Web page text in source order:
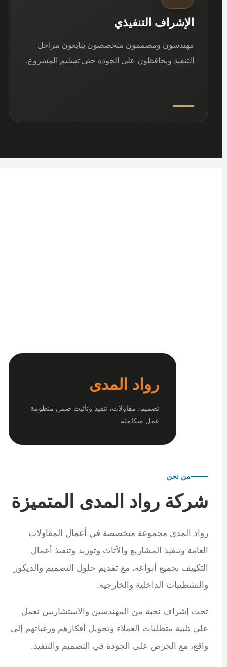
الإشراف التنفيذي
مهندسون ومصممون متخصصون يتابعون مراحل
التنفيذ ويحافظون على الجودة حتى تسليم المشروع.
رواد المدى
تصميم، مقاولات، تنفيذ وتأثيث ضمن منظومة
عمل متكاملة.
من نحن
شركة رواد المدى المتميزة
رواد المدى مجموعة متخصصة في أعمال المقاولات
العامة وتنفيذ المشاريع والأثاث وتوريد وتنفيذ أعمال
التكييف بجميع أنواعه، مع تقديم حلول التصميم والديكور
والتشطيبات الداخلية والخارجية.
تحت إشراف نخبة من المهندسين والاستشاريين نعمل
على تلبية متطلبات العملاء وتحويل أفكارهم ورغباتهم إلى
واقع، مع الحرص على الجودة في التصميم والتنفيذ.